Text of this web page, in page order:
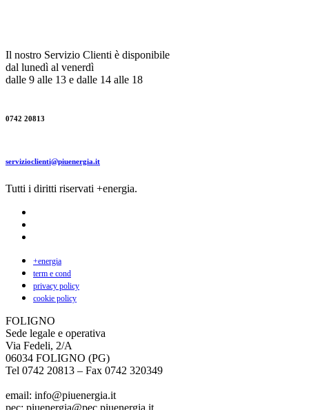
Il nostro Servizio Clienti è disponibile
dal lunedì al venerdì
dalle 9 alle 13 e dalle 14 alle 18
0742 20813
servizioclienti@piuenergia.it
Tutti i diritti riservati +energia.
+energia
term e cond
privacy policy
cookie policy
FOLIGNO
Sede legale e operativa
Via Fedeli, 2/A
06034 FOLIGNO (PG)
Tel 0742 20813 – Fax 0742 320349
email: info@piuenergia.it
pec: piuenergia@pec.piuenergia.it